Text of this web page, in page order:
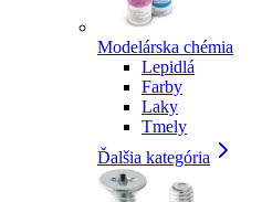
Modelárska chémia
Lepidlá
Farby
Laky
Tmely
Ďalšia kategória